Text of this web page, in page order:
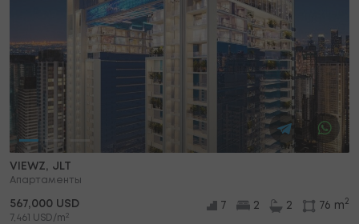
VIEWZ, JLT
Апартаменты
567,000 USD
7,461 USD/m2
7 2 2 76 m 2